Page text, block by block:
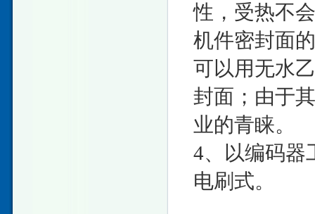
性，受热不
机件密封面
可以用无水
封面；由于
业的青睐。
4、以编码器
电刷式。